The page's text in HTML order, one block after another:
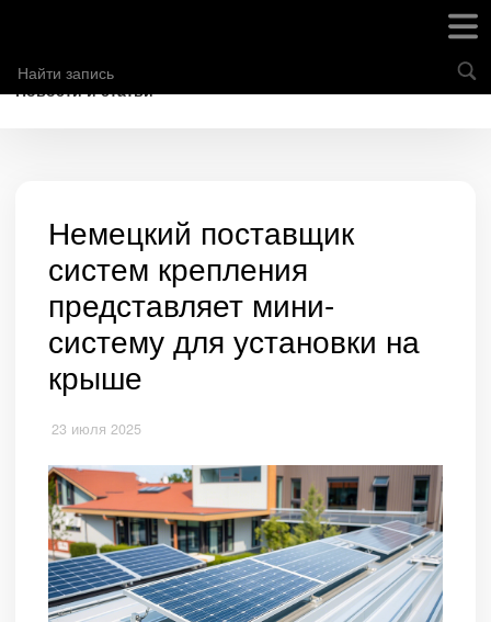
Новости и статьи
Немецкий поставщик
систем крепления
представляет мини-
систему для установки на
крыше
23 июля 2025